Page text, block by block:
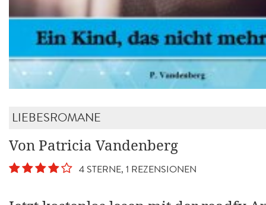
LIEBESROMANE
Von Patricia Vandenberg
4 STERNE, 1 REZENSIONEN